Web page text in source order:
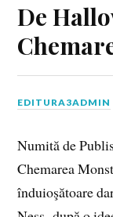
De
EDITURA3ADMIN
Numită de
Chemarea
înduioşătoare